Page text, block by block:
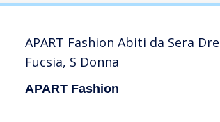
APART Fashion Abiti da Sera
Fucsia, S Donna
APART Fashion